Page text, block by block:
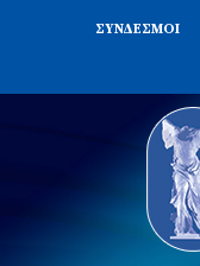
ΣΥΝΔΈΣΜΟΙ